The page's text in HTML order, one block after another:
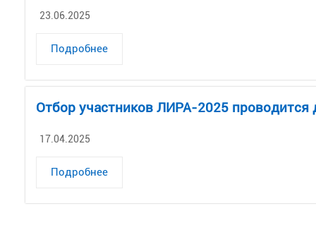
23.06.2025
Подробнее
Отбор участников ЛИРА-2025 проводится
17.04.2025
Подробнее